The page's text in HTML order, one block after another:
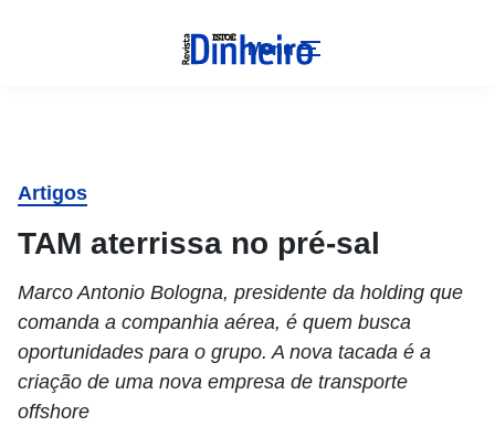
Menu
Artigos
TAM aterrissa no pré-sal
Marco Antonio Bologna, presidente da holding que
comanda a companhia aérea, é quem busca
oportunidades para o grupo. A nova tacada é a
criação de uma nova empresa de transporte
offshore